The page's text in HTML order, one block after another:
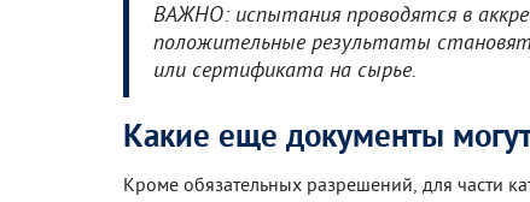
ВАЖНО: испытания проводятся в
положительные результаты
или сертификата на сырье.
Какие еще документы
Кроме обязательных разрешений, для части